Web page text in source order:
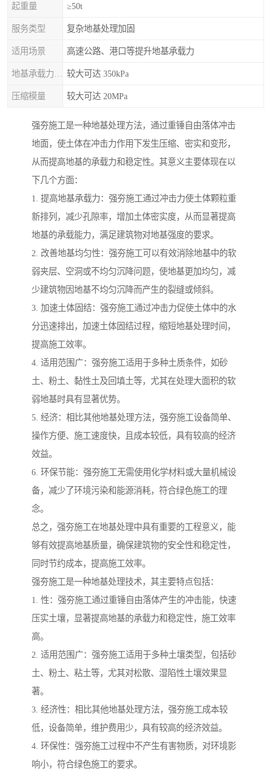
起重量 ≥50t
服务类型 复杂地基处理加固
适用场景 高速公路、港口等提升地基承载力
较大可达 350kPa
压缩模量 较大可达 20MPa
强夯施工是一种地基处理方法，通过重锤自由落体冲击
地面，使土体在冲击力作用下发生压缩、密实和变形，
从而提高地基的承载力和稳定性。其意义主要体现在以
下几个方面：
1. 提高地基承载力：强夯施工通过冲击力使土体颗粒重
新排列，减少孔隙率，增加土体密实度，从而显著提高
地基的承载能力，满足建筑物对地基强度的要求。
2. 改善地基均匀性：强夯施工可以有效消除地基中的软
弱夹层、空洞或不均匀沉降问题，使地基更加均匀，减
少建筑物因地基不均匀沉降而产生的裂缝或倾斜。
3. 加速土体固结：强夯施工通过冲击力促使土体中的水
分迅速排出，加速土体固结过程，缩短地基处理时间，
提高施工效率。
4. 适用范围广：强夯施工适用于多种土质条件，如砂
土、粉土、黏性土及回填土等，尤其在处理大面积的软
弱地基时具有显著优势。
5. 经济：相比其他地基处理方法，强夯施工设备简单、
操作方便、施工速度快，且成本较低，具有较高的经济
效益。
6. 环保节能：强夯施工无需使用化学材料或大量机械设
备，减少了环境污染和能源消耗，符合绿色施工的理
念。
总之，强夯施工在地基处理中具有重要的工程意义，能
够有效提高地基质量，确保建筑物的安全性和稳定性，
同时节约成本，提高施工效率。
强夯施工是一种地基处理技术，其主要特点包括：
1. 性：强夯施工通过重锤自由落体产生的冲击能，快速
压实土壤，显著提高地基的承载力和稳定性，施工效率
高。
2. 适用范围广：强夯施工适用于多种土壤类型，包括砂
土、粉土、粘土等，尤其对松散、湿陷性土壤效果显
著。
3. 经济性：相比其他地基处理方法，强夯施工成本较
低，设备简单，维护费用少，具有较高的经济效益。
4. 环保性：强夯施工过程中不产生有害物质，对环境影
响小，符合绿色施工的要求。